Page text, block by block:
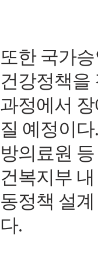
또한 국가
건강정책을
과정에서
질 예정이다
방의료원
건복지부
동정책 설
다.